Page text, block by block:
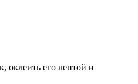
оклеить его лентой и